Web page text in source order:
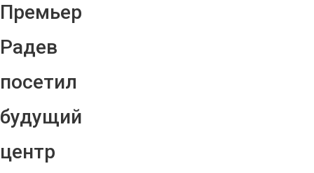
Премьер
Радев
посетил
будущий
центр